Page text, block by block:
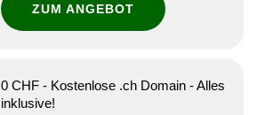
ZUM ANGEBOT
0 CHF - Kostenlose .ch Domain - Alles
inklusive!